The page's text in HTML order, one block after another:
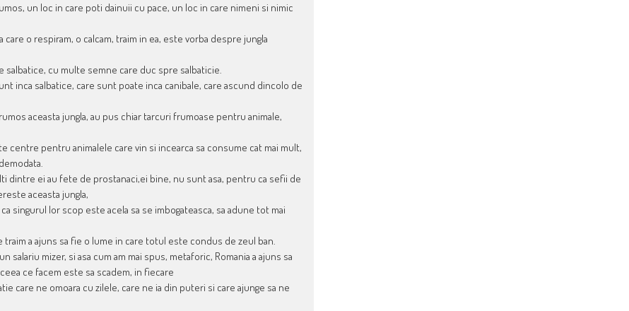
un loc in care poti dainuii cu pace, un loc in care nimeni si nimic
care o respiram, o calcam, traim in ea, este vorba despre jungla
salbatice, cu multe semne care duc spre salbaticie.
inca salbatice, care sunt poate inca canibale, care ascund dincolo de
aceasta jungla, au pus chiar tarcuri frumoase pentru animale,
pentru animalele care vin si incearca sa consume cat mai mult,
dintre ei au fete de prostanaci,ei bine, nu sunt asa, pentru ca sefii de
aceasta jungla,
singurul lor scop este acela sa se imbogateasca, sa adune tot mai
a ajuns sa fie o lume in care totul este condus de zeul ban.
salariu mizer, si asa cum am mai spus, metaforic, Romania a ajuns sa
ce facem este sa scadem, in fiecare
care ne omoara cu zilele, care ne ia din puteri si care ajunge sa ne